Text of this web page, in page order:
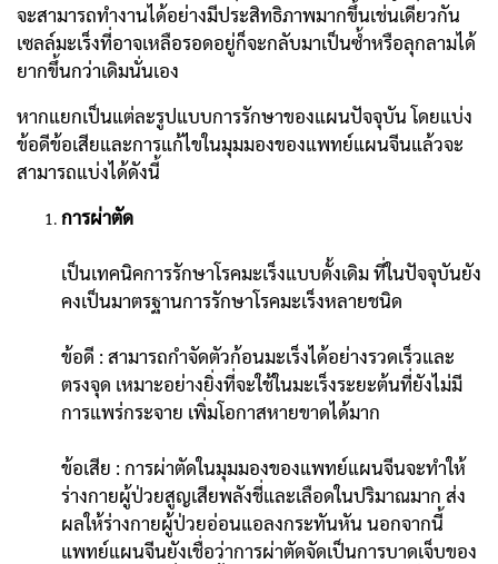
จะสามารถทำงานได้อย่างมีประสิทธิภาพมากขึ้นเช่นเดียวกัน
เซลล์มะเร็งที่อาจเหลือรอดอยู่ก็จะกลับมาเป็นซํ้าหรือลุกลามได้
ยากขึ้นกว่าเดิมนั่นเอง
หากแยกเป็นแต่ละรูปแบบการรักษาของแผนปัจจุบัน โดยแบ่ง
ข้อดีข้อเสียและการแก้ไขในมุมมองของแพทย์แผนจีนแล้วจะ
สามารถแบ่งได้ดังนี้
การผ่าตัด
เป็นเทคนิคการรักษาโรคมะเร็งแบบดั้งเดิม ที่ในปัจจุบันยัง
คงเป็นมาตรฐานการรักษาโรคมะเร็งหลายชนิด
ข้อดี : สามารถกำจัดตัวก้อนมะเร็งได้อย่างรวดเร็วและ
ตรงจุด เหมาะอย่างยิ่งที่จะใช้ในมะเร็งระยะต้นที่ยังไม่มี
การแพร่กระจาย เพิ่มโอกาสหายขาดได้มาก
ข้อเสีย : การผ่าตัดในมุมมองของแพทย์แผนจีนจะทำให้
ร่างกายผู้ป่วยสูญเสียพลังชี่และเลือดในปริมาณมาก ส่ง
ผลให้ร่างกายผู้ป่วยอ่อนแอลงกระทันหัน นอกจากนี้
แพทย์แผนจีนยังเชื่อว่าการผ่าตัดจัดเป็นการบาดเจ็บของ